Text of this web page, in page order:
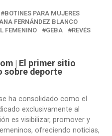
BOTINES PARA MUJERES
FERNÁNDEZ BLANCO
FEMENINO GEBA
REVÉS
| El primer sitio
sobre deporte
ha consolidado como el
exclusivamente al
es visibilizar, promover y
ofreciendo noticias,